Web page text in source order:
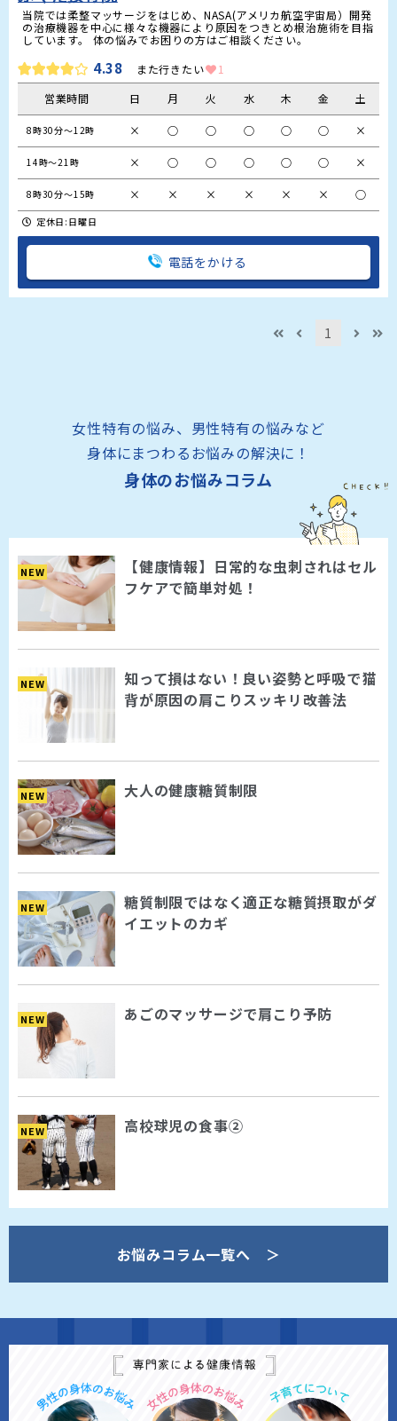
当院では柔整マッサージをはじめ、NASA(アメリカ航空宇宙局）開発
の治療機器を中心に様々な機器により原因をつきとめ根治施術を目指
しています。 体の悩みでお困りの方はご相談ください。
4.38 また行きたい
1
営業時間
日 月 火 水 木 金 土
8時30分～12時 × ○ ○ ○ ○ ○ ×
14時～21時 × ○ ○ ○ ○ ○ ×
8時30分～15時 × × × × × × ○
定休日:日曜日
電話をかける
1
女性特有の悩み、男性特有の悩みなど
身体にまつわるお悩みの解決に！
身体のお悩みコラム
NEW
【健康情報】日常的な虫刺されはセル
フケアで簡単対処！
NEW
知って損はない！良い姿勢と呼吸で猫
背が原因の肩こりスッキリ改善法
NEW 大人の健康糖質制限
NEW
糖質制限ではなく適正な糖質摂取がダ
イエットのカギ
NEW あごのマッサージで肩こり予防
NEW 高校球児の食事②
お悩みコラム一覧へ ＞